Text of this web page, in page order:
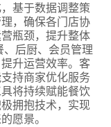
基于数据调整策
，确保各门店协
瓶颈，提升整体
后厨、会员管理
升运营效率。客
持商家优化服务
将持续赋能餐饮
拥抱技术，实现
愿景。